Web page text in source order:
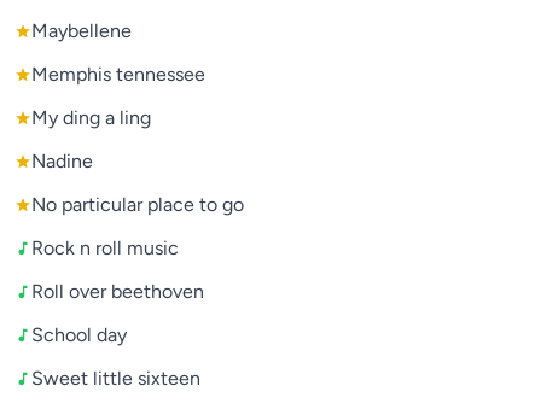
Maybellene
Memphis tennessee
My ding a ling
Nadine
No particular place to go
Rock n roll music
Roll over beethoven
School day
Sweet little sixteen